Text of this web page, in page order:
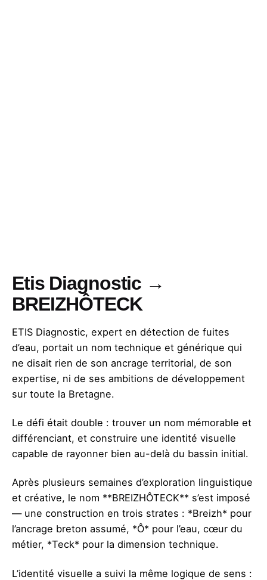
Etis Diagnostic →
BREIZHÔTECK
ETIS Diagnostic, expert en détection de fuites
d’eau, portait un nom technique et générique qui
ne disait rien de son ancrage territorial, de son
expertise, ni de ses ambitions de développement
sur toute la Bretagne.
Le défi était double : trouver un nom mémorable et
différenciant, et construire une identité visuelle
capable de rayonner bien au-delà du bassin initial.
Après plusieurs semaines d’exploration linguistique
et créative, le nom **BREIZHÔTECK** s’est imposé
— une construction en trois strates : *Breizh* pour
l’ancrage breton assumé, *Ô* pour l’eau, cœur du
métier, *Teck* pour la dimension technique.
L’identité visuelle a suivi la même logique de sens :